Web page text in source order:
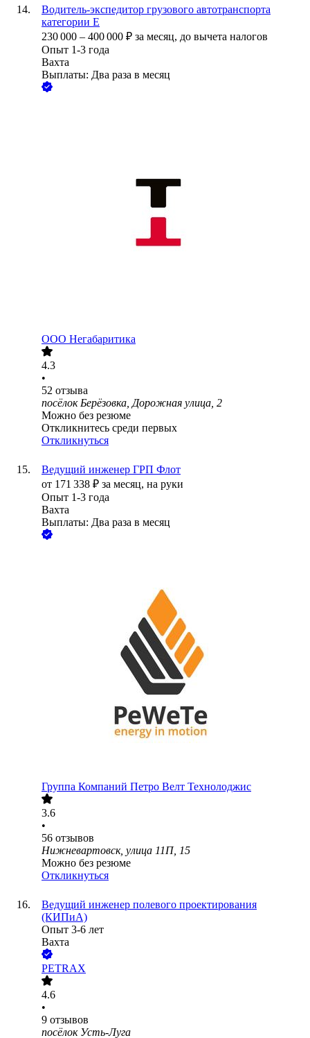
Водитель-экспедитор грузового автотранспорта
категории Е
230 000 – 400 000 ₽ за месяц, до вычета налогов
Опыт 1-3 года
Вахта
Выплаты: Два раза в месяц
ООО Негабаритика
4.3
•
52 отзыва
посёлок Берёзовка, Дорожная улица, 2
Можно без резюме
Откликнитесь среди первых
Откликнуться
Ведущий инженер ГРП Флот
от 171 338 ₽ за месяц, на руки
Опыт 1-3 года
Вахта
Выплаты: Два раза в месяц
Группа Компаний Петро Велт Технолоджис
3.6
•
56 отзывов
Нижневартовск, улица 11П, 15
Можно без резюме
Откликнуться
Ведущий инженер полевого проектирования
(КИПиА)
Опыт 3-6 лет
Вахта
PETRAX
4.6
•
9 отзывов
посёлок Усть-Луга